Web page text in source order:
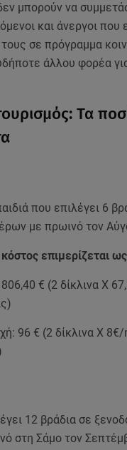
μπορούν να
και άνεργοι που
σε πρόγραμμα
άλλου φορέα
Τα
που επιλέγει 6
με πρωινό τον
επιμερίζεται
€ (2 δίκλινα Χ
96 € (2 δίκλινα Χ
12 βράδια σε
στη Σάμο τον